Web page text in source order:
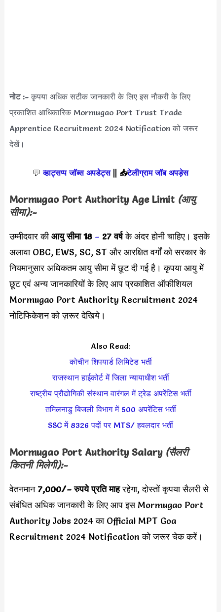
नोट :-कृपया अधिक सटीक जानकारी के लिए इस नौकरी के लिए
प्रकाशित आधिकारिक Mormugao Port Trust Trade
Apprentice Recruitment 2024 Notification को जरूर
देखें।
💬 व्हाट्सप्प जॉब्स अपडेट्स|| 📥टेलीग्राम जॉब अपड़ेस
Mormugao Port Authority Age Limit (आयु
सीमा):-
उम्मीदवार कीआयु सीमा 18 – 27 वर्षके अंदर होनी चाहिए। इसके
अलावा OBC, EWS, SC, ST और आरक्षित वर्गों को सरकार के
नियमानुसार अधिकतम आयु सीमा में छूट दी गई है। कृपया आयु में
छूट एवं अन्य जानकारियों के लिए आप प्रकाशित ऑफीशियल
Mormugao Port Authority Recruitment 2024
नोटिफिकेशन को ज़रूर देखिये।
Also Read:
कोचीन शिपयार्ड लिमिटेड भर्ती
राजस्थान हाईकोर्ट में जिला न्यायाधीश भर्ती
राष्ट्रीय प्रौद्योगिकी संस्थान वारंगल में ट्रेड अपरेंटिस भर्ती
तमिलनाडु बिजली विभाग में 500 अपरेंटिस भर्ती
SSC में 8326 पदों पर MTS/ हवलदार भर्ती
Mormugao Port Authority Salary (सैलरी
कितनी मिलेगी):-
वेतनमान 7,000/– रुपये प्रति माहरहेगा, दोस्तों कृपया सैलरी से
संबंधित अधिक जानकारी के लिए आप इस Mormugao Port
Authority Jobs 2024 का Official MPT Goa
Recruitment 2024 Notification को जरूर चेक करें।